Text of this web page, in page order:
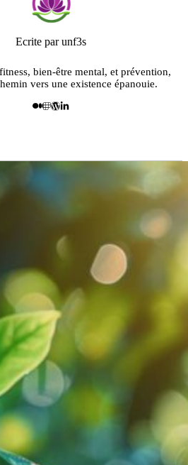
Ecrite par unf3s
bien-être mental, et prévention,
vers une existence épanouie.